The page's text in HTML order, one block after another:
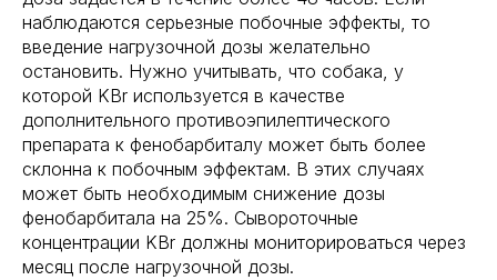
наблюдаются серьезные побочные эффекты, то
введение нагрузочной дозы желательно
остановить. Нужно учитывать, что собака, у
которой KBr используется в качестве
дополнительного противоэпилептического
препарата к фенобарбиталу может быть более
склонна к побочным эффектам. В этих случаях
может быть необходимым снижение дозы
фенобарбитала на 25%. Сывороточные
концентрации KBr должны мониторироваться через
месяц после нагрузочной дозы.